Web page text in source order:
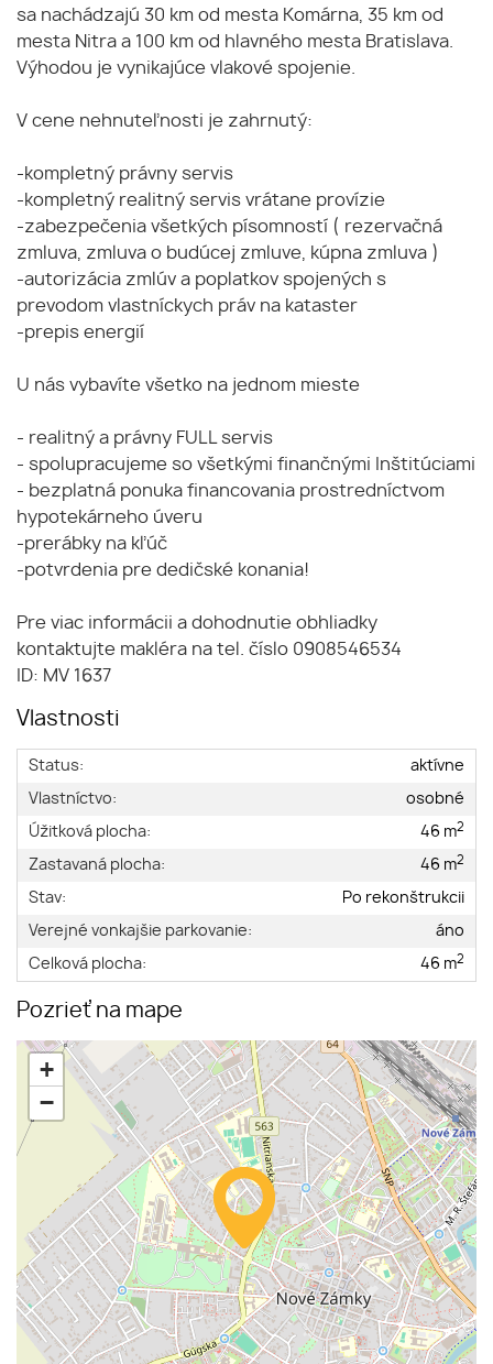
sa nachádzajú 30 km od mesta Komárna, 35 km od
mesta Nitra a 100 km od hlavného mesta Bratislava.
Výhodou je vynikajúce vlakové spojenie.
V cene nehnuteľnosti je zahrnutý:
-kompletný právny servis
-kompletný realitný servis vrátane provízie
-zabezpečenia všetkých písomností ( rezervačná
zmluva, zmluva o budúcej zmluve, kúpna zmluva )
-autorizácia zmlúv a poplatkov spojených s
prevodom vlastníckych práv na kataster
-prepis energií
U nás vybavíte všetko na jednom mieste
- realitný a právny FULL servis
- spolupracujeme so všetkými finančnými Inštitúciami
- bezplatná ponuka financovania prostredníctvom
hypotekárneho úveru
-prerábky na kľúč
-potvrdenia pre dedičské konania!
Pre viac informácii a dohodnutie obhliadky
kontaktujte makléra na tel. číslo 0908546534
ID: MV 1637
Vlastnosti
Status:
aktívne
Vlastníctvo:
osobné
Úžitková plocha:
46 m2
Zastavaná plocha: 46 m2
Stav:
Po rekonštrukcii
Verejné vonkajšie parkovanie:
áno
Celková plocha:
46 m2
Pozrieť na mape
+
−